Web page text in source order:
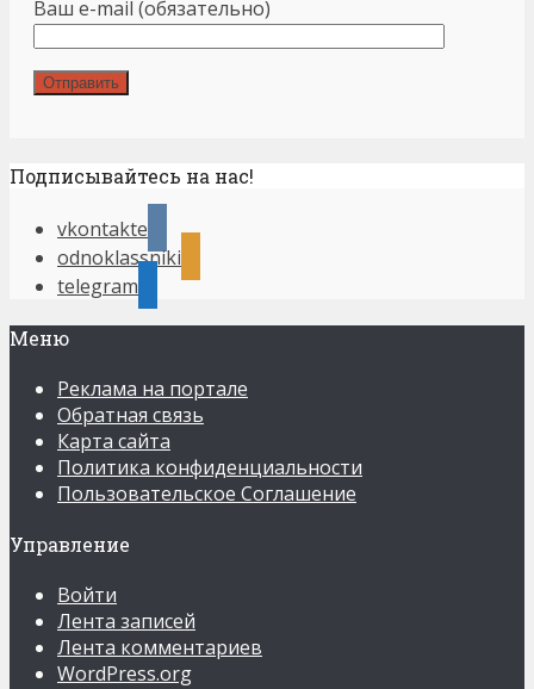
Ваш e-mail (обязательно)
Подписывайтесь на нас!
vkontakte
odnoklassniki
telegram
Меню
Реклама на портале
Обратная связь
Карта сайта
Политика конфиденциальности
Пользовательское Соглашение
Управление
Войти
Лента записей
Лента комментариев
WordPress.org